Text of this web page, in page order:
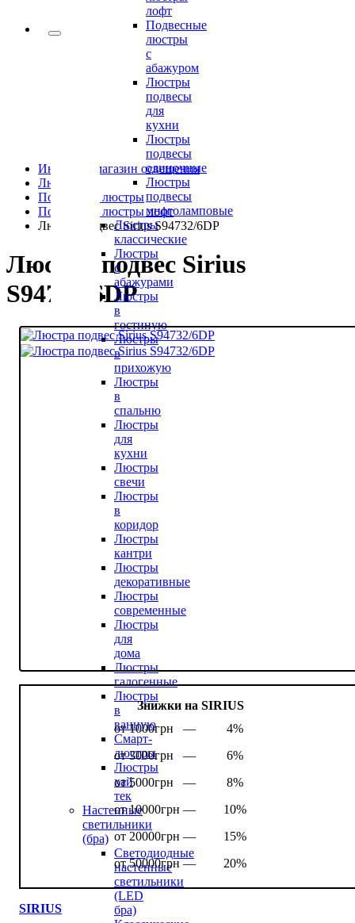
лофт
Подвесные
люстры
с
абажуром
Люстры
подвесы
для
кухни
Люстры
подвесы
одиночные
Люстры
подвесы
многоламповые
Люстры
классические
Люстры
с
абажурами
Люстры
в
гостиную
Люстры
в
прихожую
Люстры
в
спальню
Люстры
для
кухни
Люстры
свечи
Люстры
в
коридор
Люстры
кантри
Люстры
декоративные
Люстры
современные
Люстры
для
дома
Люстры
галогенные
Люстры
в
ванную
Смарт-
люстры
Люстры
хай
тек
Настенные
светильники
(бра)
Светодиодные
настенные
светильники
(LED
бра)
Интернет-магазин освещения
Люстры
Подвесные люстры
Подвесные люстры лофт
Люстра подвес Sirius S94732/6DР
Люстра подвес Sirius
S94732/6DР
Знижки на SIRIUS
от 1000грн —
4%
от 3000грн —
6%
от 5000грн —
8%
от 10000грн —
10%
от 20000грн —
15%
от 50000грн —
20%
SIRIUS